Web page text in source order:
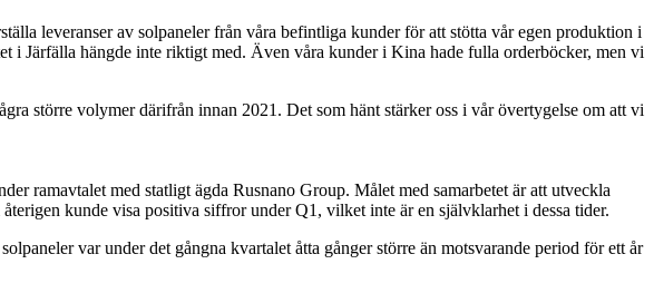
leveranser av solpaneler från våra befintliga kunder för att stötta vår egen produktion i
i Järfälla hängde inte riktigt med. Även våra kunder i Kina hade fulla orderböcker, men vi
större volymer därifrån innan 2021. Det som hänt stärker oss i vår övertygelse om att vi
ramavtalet med statligt ägda Rusnano Group. Målet med samarbetet är att utveckla
kunde visa positiva siffror under Q1, vilket inte är en självklarhet i dessa tider.
var under det gångna kvartalet åtta gånger större än motsvarande period för ett år